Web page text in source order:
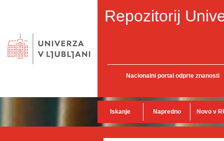
Repozitorij
Nacionalni portal odprte znanosti
Iskanje Napredno Novo v